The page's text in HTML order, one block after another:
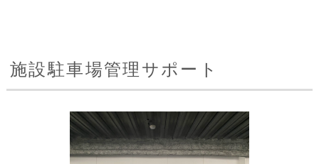
施設駐車場管理サポート